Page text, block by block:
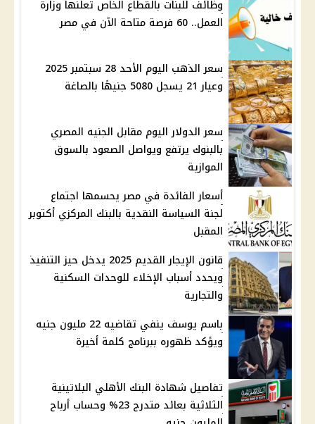
وظائف للبنات بالقطاع الخاص تعلنها وزارة
العمل.. 60 فرصة متاحة الآن في مصر
سعر الذهب اليوم الأحد 28 سبتمبر 2025
وعيار 21 يسجل 5080 جنيهًا بالصاغة
سعر الدولار اليوم مقابل الجنيه المصري
بالبنوك يرتفع ويواصل الصعود بالسوق
الموازية
أسعار الفائدة في مصر يحسمها اجتماع
لجنة السياسة النقدية بالبنك المركزي أكتوبر
المقبل
قانون الإيجار القديم 2025 يدخل حيز التنفيذ
ويحدد أسباب الإخلاء للوحدات السكنية
والتجارية
باسم يوسف ينفي تقاضيه 22 مليون جنيه
ويؤكد ظهوره ببرنامج كلمة أخيرة
تفاصيل شهادة البنك الأهلي البلاتينية
الثلاثية بعائد متدرج 23% وحساب أرباح